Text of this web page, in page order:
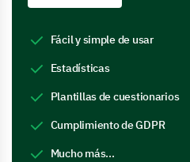
Fácil y simple de usar
Estadísticas
Plantillas de cuestionarios
Cumplimiento de GDPR
Mucho más...